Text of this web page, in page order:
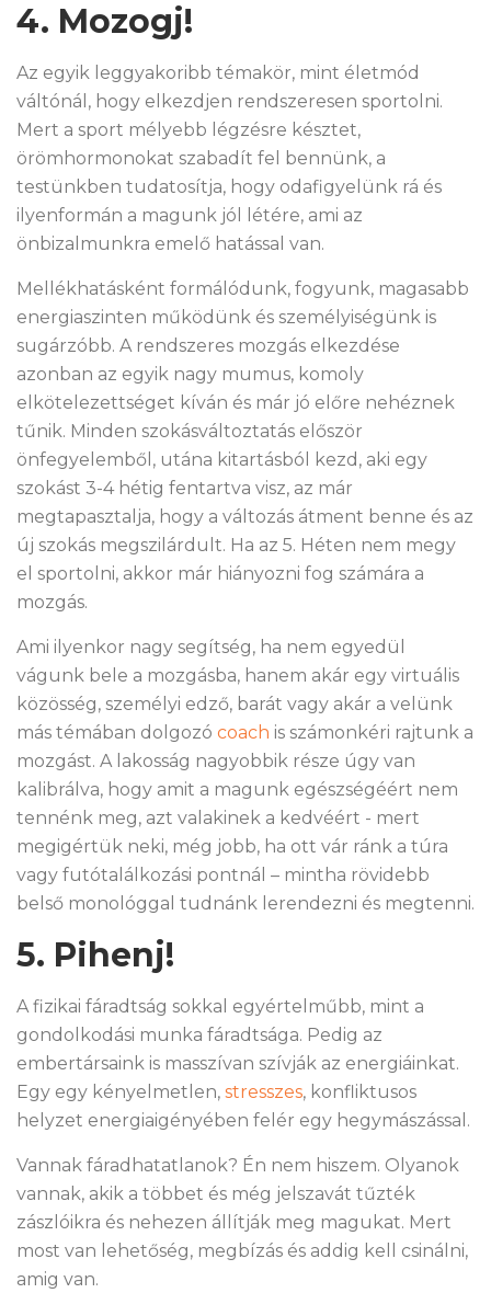
4. Mozogj!
Az egyik leggyakoribb témakör, mint életmód
váltónál, hogy elkezdjen rendszeresen sportolni.
Mert a sport mélyebb légzésre késztet,
örömhormonokat szabadít fel bennünk, a
testünkben tudatosítja, hogy odafigyelünk rá és
ilyenformán a magunk jól létére, ami az
önbizalmunkra emelő hatással van.
Mellékhatásként formálódunk, fogyunk, magasabb
energiaszinten működünk és személyiségünk is
sugárzóbb. A rendszeres mozgás elkezdése
azonban az egyik nagy mumus, komoly
elkötelezettséget kíván és már jó előre nehéznek
tűnik. Minden szokásváltoztatás először
önfegyelemből, utána kitartásból kezd, aki egy
szokást 3-4 hétig fentartva visz, az már
megtapasztalja, hogy a változás átment benne és az
új szokás megszilárdult. Ha az 5. Héten nem megy
el sportolni, akkor már hiányozni fog számára a
mozgás.
Ami ilyenkor nagy segítség, ha nem egyedül
vágunk bele a mozgásba, hanem akár egy virtuális
közösség, személyi edző, barát vagy akár a velünk
más témában dolgozó coach is számonkéri rajtunk a
mozgást. A lakosság nagyobbik része úgy van
kalibrálva, hogy amit a magunk egészségéért nem
tennénk meg, azt valakinek a kedvéért - mert
megigértük neki, még jobb, ha ott vár ránk a túra
vagy futótalálkozási pontnál – mintha rövidebb
belső monológgal tudnánk lerendezni és megtenni.
5. Pihenj!
A fizikai fáradtság sokkal egyértelműbb, mint a
gondolkodási munka fáradtsága. Pedig az
embertársaink is masszívan szívják az energiáinkat.
Egy egy kényelmetlen, stresszes, konfliktusos
helyzet energiaigényében felér egy hegymászással.
Vannak fáradhatatlanok? Én nem hiszem. Olyanok
vannak, akik a többet és még jelszavát tűzték
zászlóikra és nehezen állítják meg magukat. Mert
most van lehetőség, megbízás és addig kell csinálni,
amig van.